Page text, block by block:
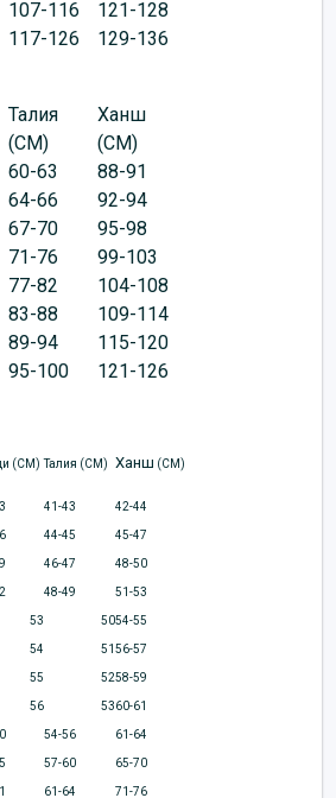
107-116
121-128
117-126
129-136
Талия
(CM)
Ханш
(CM)
60-63
88-91
64-66
92-94
67-70
95-98
71-76
99-103
77-82
104-108
83-88
109-114
89-94
115-120
95-100
121-126
(CM) Талия (CM) Ханш (CM)
41-43 42-44
44-45 45-47
46-47 48-50
48-49 51-53
53 5054-55
54 5156-57
55 5258-59
56 5360-61
54-56 61-64
57-60 65-70
61-64 71-76